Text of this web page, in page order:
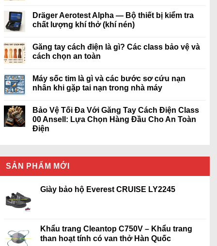
Dräger Aerotest Alpha — Bộ thiết bị kiểm tra
chất lượng khí thở (khí nén)
Găng tay cách điện là gì? Các class bảo vệ và
cách chọn an toàn
Máy sốc tim là gì và các bước sơ cứu nạn
nhân khi gặp tai nạn trong nhà máy
Bảo Vệ Tối Đa Với Găng Tay Cách Điện Class
00 Ansell: Lựa Chọn Hàng Đầu Cho An Toàn
Điện
SẢN PHẨM MỚI
Giày bảo hộ Everest CRUISE LY2245
Khẩu trang Cleantop C750V – Khẩu trang
than hoạt tính có van thở Hàn Quốc